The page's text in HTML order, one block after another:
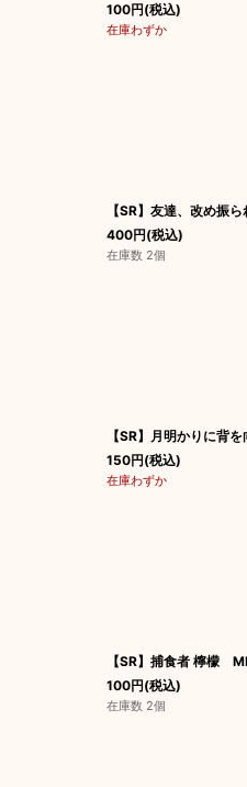
100円(税込)
在庫わずか
【SR】友達、改め
400円(税込)
在庫数 2個
【SR】月明かりに
150円(税込)
在庫わずか
【SR】捕食者 檸檬
100円(税込)
在庫数 2個